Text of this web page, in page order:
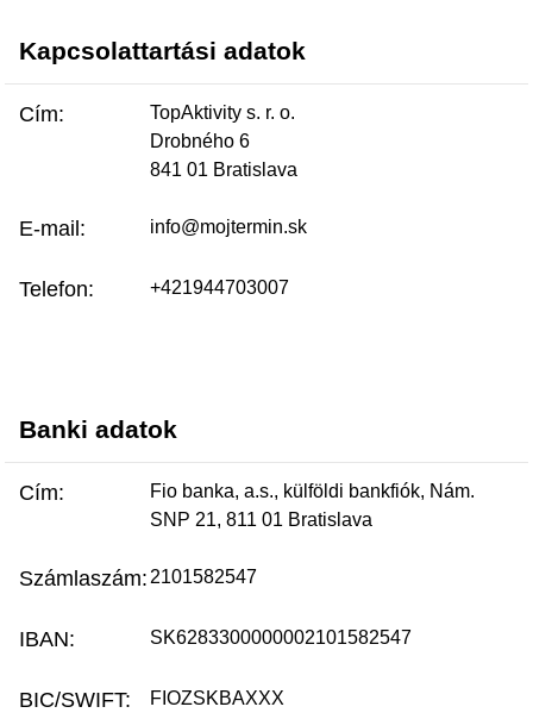
Kapcsolattartási adatok
Cím:
TopAktivity s. r. o.
Drobného 6
841 01 Bratislava
E-mail: info@mojtermin.sk
Telefon: +421944703007
Banki adatok
Cím:
Fio banka, a.s., külföldi bankfiók, Nám.
SNP 21, 811 01 Bratislava
Számlaszám: 2101582547
IBAN: SK6283300000002101582547
BIC/SWIFT: FIOZSKBAXXX